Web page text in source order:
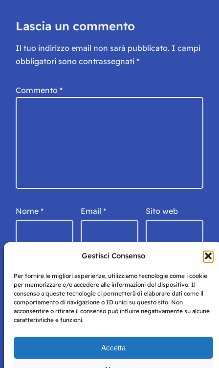
Gestisci Consenso
Per fornire le migliori esperienze, utilizziamo tecnologie come i cookie
per memorizzare e/o accedere alle informazioni del dispositivo. Il
consenso a queste tecnologie ci permetterà di elaborare dati come il
comportamento di navigazione o ID unici su questo sito. Non
acconsentire o ritirare il consenso può influire negativamente su alcune
caratteristiche e funzioni.
Accetta
Lascia un commento
Il tuo indirizzo email non sarà pubblicato. I campi
obbligatori sono contrassegnati *
Commento *
Nome * Email * Sito web
Storie di Napoli è una testata registrata presso il tribunale di